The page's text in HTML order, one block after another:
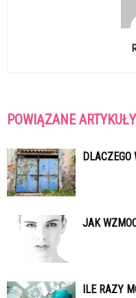
POWIĄZANE ARTYKUŁY
DLACZEGO
JAK
ILE RAZY